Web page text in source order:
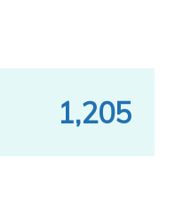
1,205